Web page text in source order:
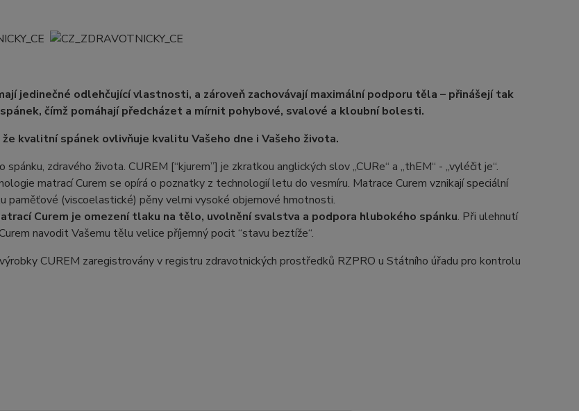
jedinečné odlehčující vlastnosti, a zároveň zachovávají maximální podporu těla – přinášejí tak
čímž pomáhají předcházet a mírnit pohybové, svalové a kloubní bolesti.
kvalitní spánek ovlivňuje kvalitu Vašeho dne i Vašeho života.
zdravého života. CUREM [“kjurem”] je zkratkou anglických slov „CURe“ a „thEM“ - „vyléčit je“.
matrací Curem se opírá o poznatky z technologií letu do vesmíru. Matrace Curem vznikají speciální
paměťové (viscoelastické) pěny velmi vysoké objemové hmotnosti.
Curem je omezení tlaku na tělo, uvolnění svalstva a podpora hlubokého spánku. Při ulehnutí
navodit Vašemu tělu velice příjemný pocit “stavu beztíže“.
CUREM zaregistrovány v registru zdravotnických prostředků RZPRO u Státního úřadu pro kontrolu